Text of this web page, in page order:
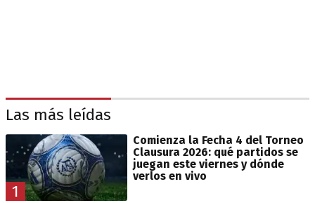
Las más leídas
1
Comienza la Fecha 4 del Torneo
Clausura 2026: qué partidos se
juegan este viernes y dónde
verlos en vivo